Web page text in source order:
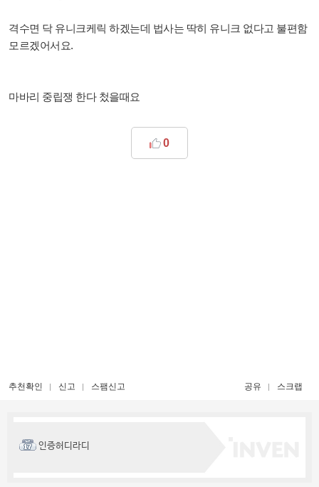
격수면 닥 유니크케릭 하겠는데 법사는 딱히 유니크 없다고 불편함
모르겠어서요.
마바리 중립쟁 한다 첬을때요
0
추천확인 신고 스팸신고 공유 스크랩
인증허디라디